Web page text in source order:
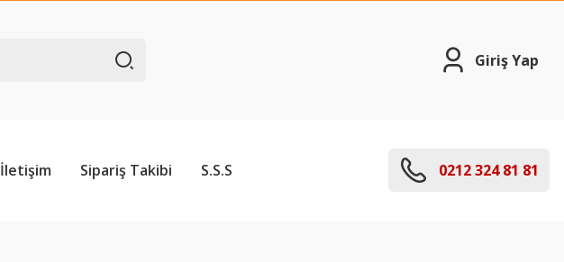
Giriş Yap
İletişim Sipariş Takibi S.S.S 0212 324 81 81